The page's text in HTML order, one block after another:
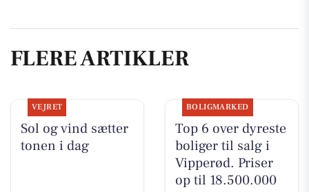
FLERE ARTIKLER
VEJRET
Sol og vind sætter
tonen i dag
BOLIGMARKED
Top 6 over dyreste
boliger til salg i
Vipperød. Priser
op til 18.500.000